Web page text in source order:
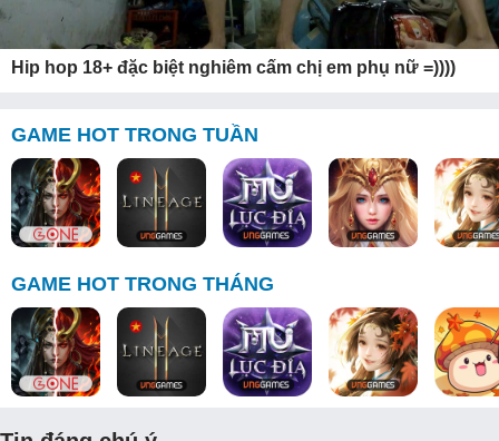
Hip hop 18+ đặc biệt nghiêm cấm chị em phụ nữ =))))
GAME HOT TRONG TUẦN
GAME HOT TRONG THÁNG